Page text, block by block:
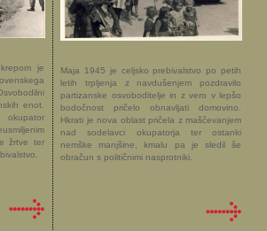
je
enot.
žrtve ter
Maja 1945 je celjsko prebivalstvo po petih
letih trpljenja z navdušenjem pozdravilo
partizanske osvoboditelje in z vero v lepšo
bodočnost pričelo obnavljati domovino.
Hkrati je nova oblast pričela z maščevanjem
nad sodelavci okupatorja ter ostanki
nemške manjšine, kmalu pa je sledil še
obračun s političnimi nasprotniki.